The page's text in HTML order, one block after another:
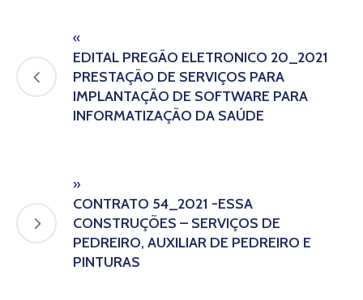
«
EDITAL PREGÃO ELETRONICO 20_2021
PRESTAÇÃO DE SERVIÇOS PARA
IMPLANTAÇÃO DE SOFTWARE PARA
INFORMATIZAÇÃO DA SAÚDE
»
CONTRATO 54_2021 -ESSA
CONSTRUÇÕES – SERVIÇOS DE
PEDREIRO, AUXILIAR DE PEDREIRO E
PINTURAS